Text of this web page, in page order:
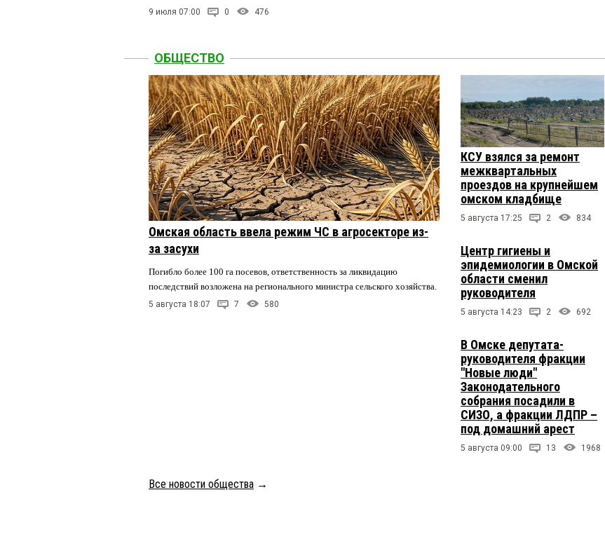
9 июля 07:00 0 476
ОБЩЕСТВО
Омская область ввела режим ЧС в агросекторе из-
за засухи
Погибло более 100 га посевов, ответственность за ликвидацию
последствий возложена на регионального министра сельского хозяйства.
5 августа 18:07 7 580
КСУ взялся за ремонт
межквартальных
проездов на крупнейшем
омском кладбище
5 августа 17:25 2 834
Центр гигиены и
эпидемиологии в Омской
области сменил
руководителя
5 августа 14:23 2 692
В Омске депутата-
руководителя фракции
"Новые люди"
Законодательного
собрания посадили в
СИЗО, а фракции ЛДПР –
под домашний арест
5 августа 09:00 13 1968
Все новости общества →